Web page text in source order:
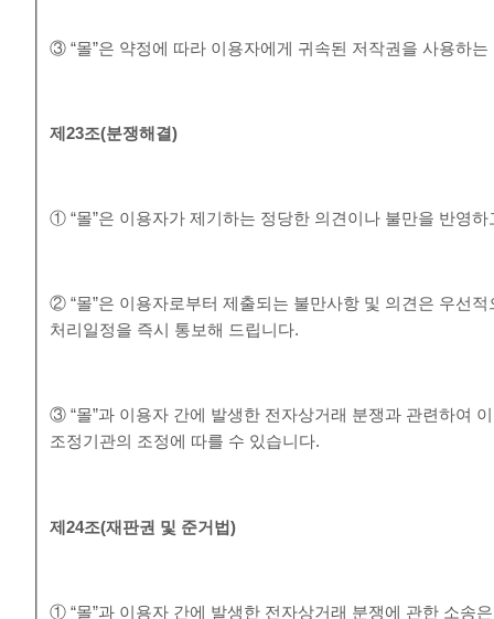
③ “몰”은 약정에 따라 이용자에게 귀속된 저작권을 사용하
제23조(분쟁해결)
① “몰”은 이용자가 제기하는 정당한 의견이나 불만을 반영
② “몰”은 이용자로부터 제출되는 불만사항 및 의견은 우선
처리일정을 즉시 통보해 드립니다.
③ “몰”과 이용자 간에 발생한 전자상거래 분쟁과 관련하여
조정기관의 조정에 따를 수 있습니다.
제24조(재판권 및 준거법)
① “몰”과 이용자 간에 발생한 전자상거래 분쟁에 관한 소송